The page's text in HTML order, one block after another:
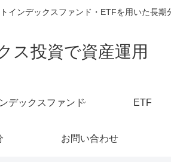
インデックスファンド・ETFを用いた長期
ス投資で資産運用
デックスファンド ETF
お問い合わせ